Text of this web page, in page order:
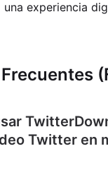
experiencia
Twitter en